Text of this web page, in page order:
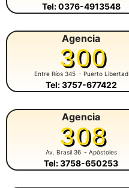
Tel: 0376-4913548
Agencia
300
Entre Ríos 345 - Puerto Libertad
Tel: 3757-677422
Agencia
308
Av. Brasil 36 - Apóstoles
Tel: 3758-650253